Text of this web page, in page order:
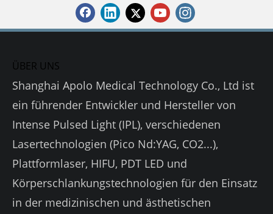
ÜBER UNS
Shanghai Apolo Medical Technology Co., Ltd ist
ein führender Entwickler und Hersteller von
Intense Pulsed Light (IPL), verschiedenen
Lasertechnologien (Pico Nd:YAG, CO2...),
Plattformlaser, HIFU, PDT LED und
Körperschlankungstechnologien für den Einsatz
in der medizinischen und ästhetischen